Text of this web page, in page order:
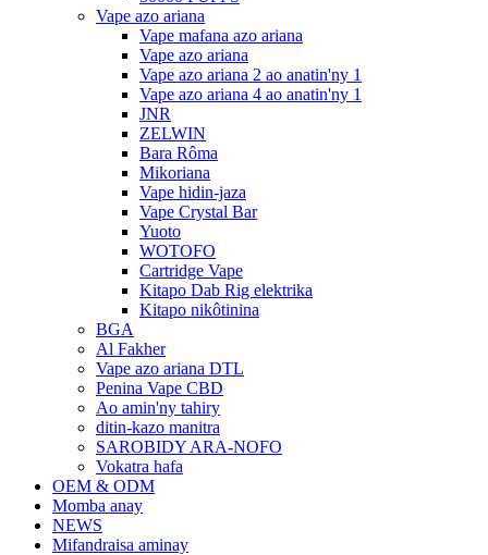
Vape azo ariana
Vape mafana azo ariana
Vape azo ariana
Vape azo ariana 2 ao anatin'ny 1
Vape azo ariana 4 ao anatin'ny 1
JNR
ZELWIN
Bara Rôma
Mikoriana
Vape hidin-jaza
Vape Crystal Bar
Yuoto
WOTOFO
Cartridge Vape
Kitapo Dab Rig elektrika
Kitapo nikôtinina
BGA
Al Fakher
Vape azo ariana DTL
Penina Vape CBD
Ao amin'ny tahiry
ditin-kazo manitra
SAROBIDY ARA-NOFO
Vokatra hafa
OEM & ODM
Momba anay
NEWS
Mifandraisa aminay